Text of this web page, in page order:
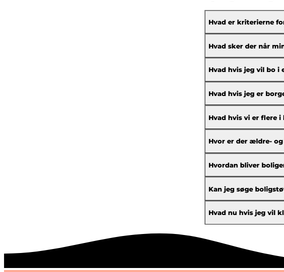
Hvad er kriterierne
Hvad sker der når
Hvad hvis jeg vil bo i
Hvad hvis jeg er
Hvad hvis vi er flere i
Hvor er der ældre-
Hvordan bliver
Kan jeg søge
Hvad nu hvis jeg vil